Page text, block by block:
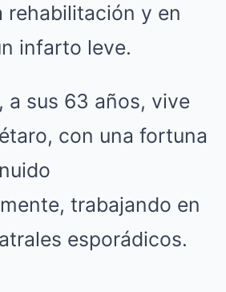
rehabilitación y en
infarto leve.
a sus 63 años, vive
con una fortuna
trabajando en
esporádicos.